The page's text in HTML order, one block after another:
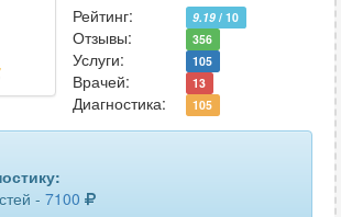
Рейтинг:
9.19 / 10
Отзывы: 356
Услуги: 105
Врачей: 13
Диагностика: 105
- 7100